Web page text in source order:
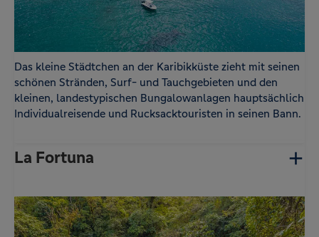
Das kleine Städtchen an der Karibikküste zieht mit seinen
schönen Stränden, Surf- und Tauchgebieten und den
kleinen, landestypischen Bungalowanlagen hauptsächlich
Individualreisende und Rucksacktouristen in seinen Bann.
La Fortuna